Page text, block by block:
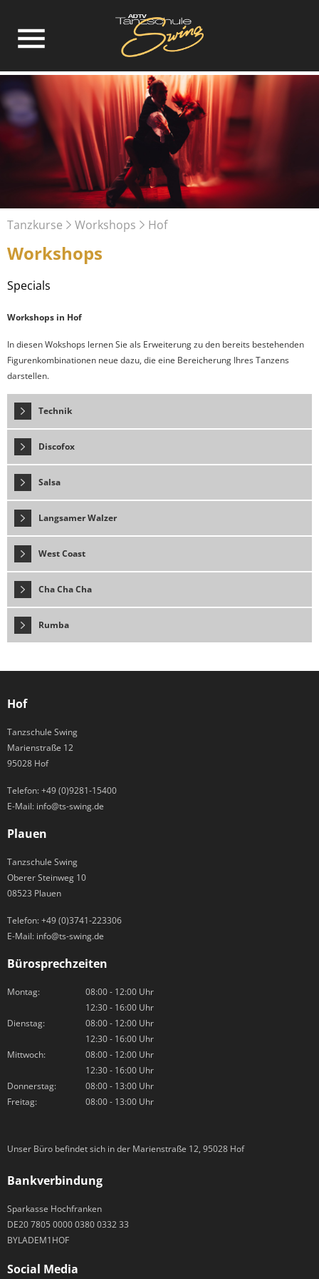
Tanzkurse Workshops Hof
Workshops
Specials
Workshops in Hof
In diesen Wokshops lernen Sie als Erweiterung zu den bereits bestehenden
Figurenkombinationen neue dazu, die eine Bereicherung Ihres Tanzens
darstellen.
Technik
Discofox
Salsa
Langsamer Walzer
West Coast
Cha Cha Cha
Rumba
Hof
Tanzschule Swing
Marienstraße 12
95028 Hof
Telefon:+49 (0)9281-15400
E-Mail: info@ts-swing.de
Plauen
Tanzschule Swing
Oberer Steinweg 10
08523 Plauen
Telefon:+49 (0)3741-223306
E-Mail: info@ts-swing.de
Bürosprechzeiten
Montag:
08:00 - 12:00 Uhr
12:30 - 16:00 Uhr
Dienstag:
08:00 - 12:00 Uhr
12:30 - 16:00 Uhr
Mittwoch:
08:00 - 12:00 Uhr
12:30 - 16:00 Uhr
Donnerstag:
08:00 - 13:00 Uhr
Freitag:
08:00 - 13:00 Uhr
Unser Büro befindet sich in der Marienstraße 12, 95028 Hof
Bankverbindung
Sparkasse Hochfranken
DE20 7805 0000 0380 0332 33
BYLADEM1HOF
Social Media